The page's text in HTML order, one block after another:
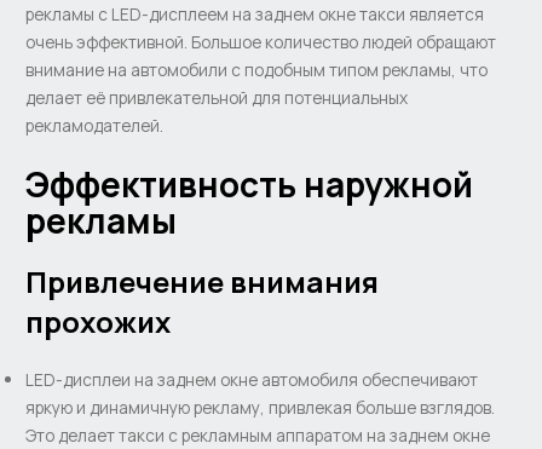
рекламы с LED-дисплеем на заднем окне такси является
очень эффективной. Большое количество людей обращают
внимание на автомобили с подобным типом рекламы, что
делает её привлекательной для потенциальных
рекламодателей.
Эффективность наружной
рекламы
Привлечение внимания
прохожих
LED-дисплеи на заднем окне автомобиля обеспечивают
яркую и динамичную рекламу, привлекая больше взглядов.
Это делает такси с рекламным аппаратом на заднем окне